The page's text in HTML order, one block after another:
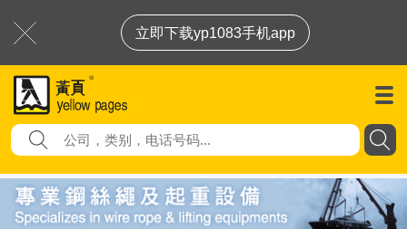
立即下载yp1083手机app